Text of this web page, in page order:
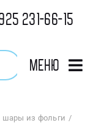
231-66-15
Меню
из фольги